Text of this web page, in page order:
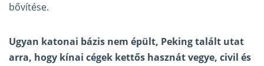
bővítése.
Ugyan katonai bázis nem épült, Peking talált utat
arra, hogy kínai cégek kettős hasznát vegye, civil és